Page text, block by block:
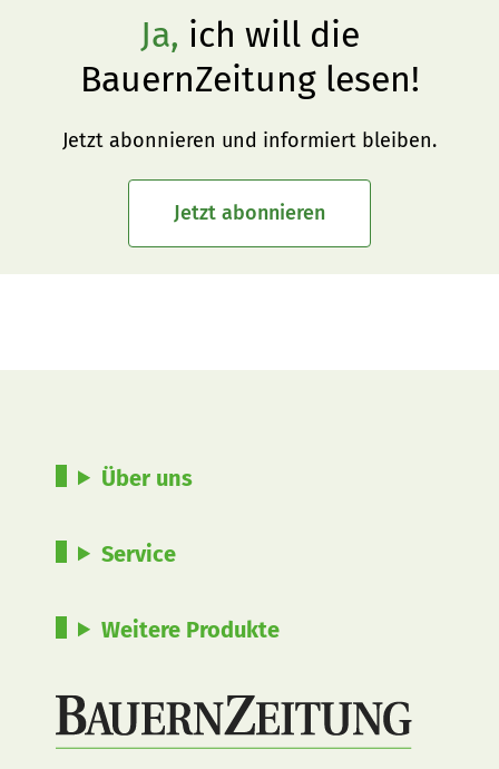
Ja, ich will die
BauernZeitung lesen!
Jetzt abonnieren und informiert bleiben.
Jetzt abonnieren
Über uns
Service
Weitere Produkte